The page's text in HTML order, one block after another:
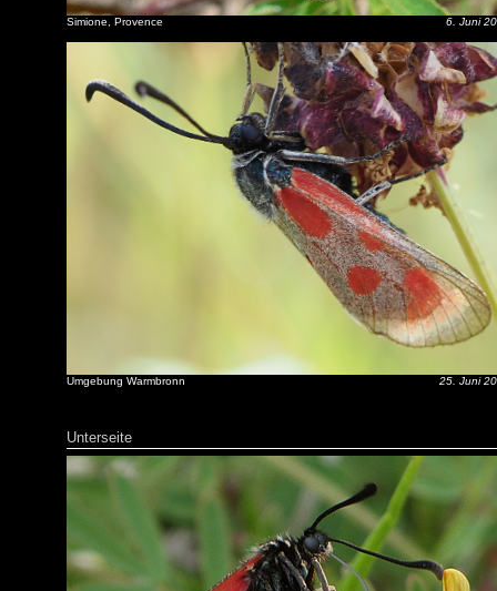
Simione, Provence 6. Juni
Umgebung Warmbronn 25. Juni
Unterseite